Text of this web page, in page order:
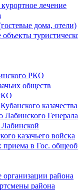
лечение
дома, отели)
РКО
обществ
казачества
Лабинского
казачьего войска
в Гос.
района
района